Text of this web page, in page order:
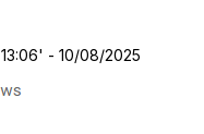
13:06' - 10/08/2025